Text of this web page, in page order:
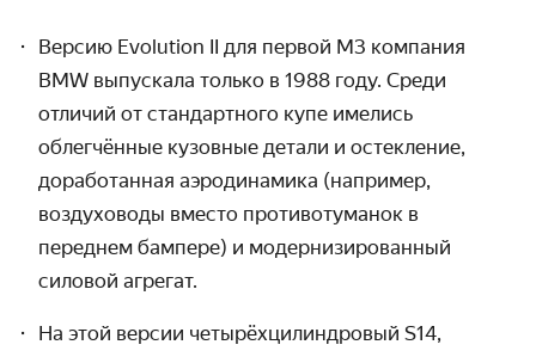
Версию Evolution II для первой M3 компания
BMW выпускала только в 1988 году. Среди
отличий от стандартного купе имелись
облегчённые кузовные детали и остекление,
доработанная аэродинамика (например,
воздуховоды вместо противотуманок в
переднем бампере) и модернизированный
силовой агрегат.
На этой версии четырёхцилиндровый S14,